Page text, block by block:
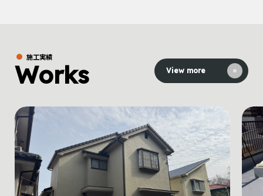
施工実績
Works View more